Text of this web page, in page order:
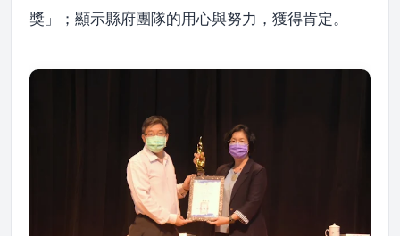
獎」；顯示縣府團隊的用心與努力，獲得肯定。